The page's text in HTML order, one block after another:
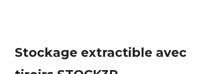
Stockage extractible avec